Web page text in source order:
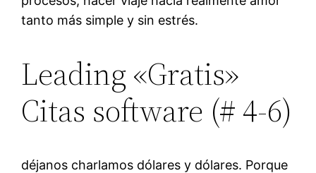
tanto más simple y sin estrés.
Leading «Gratis»
Citas software (# 4-6)
déjanos charlamos dólares y dólares. Porque